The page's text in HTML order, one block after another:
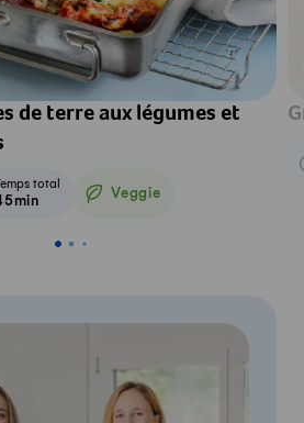
de terre aux légumes et
total
Veggie
Veggie